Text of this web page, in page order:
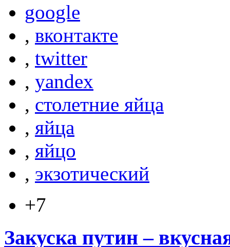
google
, вконтакте
, twitter
, yandex
, столетние яйца
, яйца
, яйцо
, экзотический
+7
Закуска путин –